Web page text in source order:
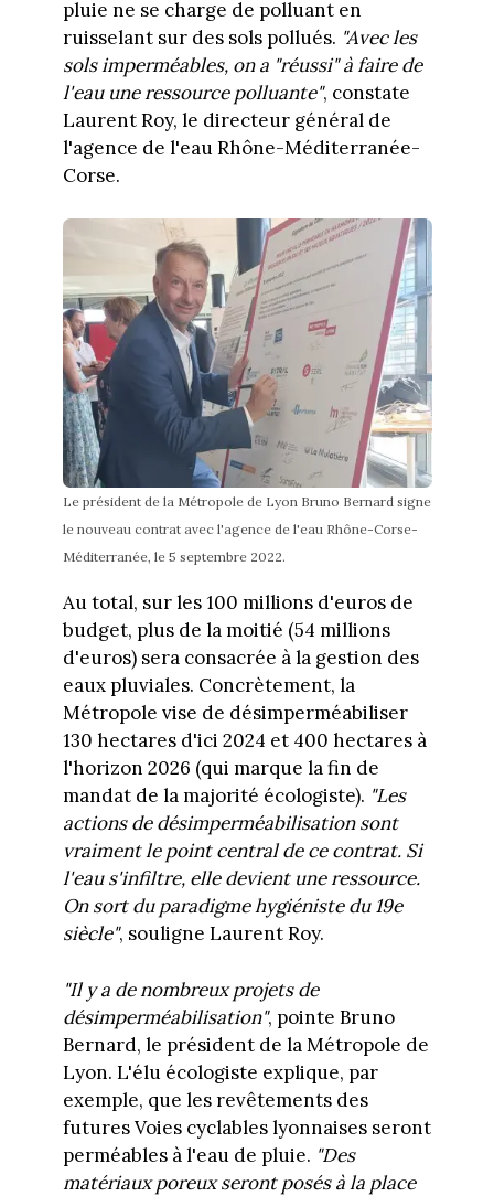
pluie ne se charge de polluant en
ruisselant sur des sols pollués. "Avec les
sols imperméables, on a "réussi" à faire de
l'eau une ressource polluante", constate
Laurent Roy, le directeur général de
l'agence de l'eau Rhône-Méditerranée-
Corse.
Le président de la Métropole de Lyon Bruno Bernard signe
le nouveau contrat avec l'agence de l'eau Rhône-Corse-
Méditerranée, le 5 septembre 2022.
Au total, sur les 100 millions d'euros de
budget, plus de la moitié (54 millions
d'euros) sera consacrée à la gestion des
eaux pluviales. Concrètement, la
Métropole vise de désimperméabiliser
130 hectares d'ici 2024 et 400 hectares à
l'horizon 2026 (qui marque la fin de
mandat de la majorité écologiste). "Les
actions de désimperméabilisation sont
vraiment le point central de ce contrat. Si
l'eau s'infiltre, elle devient une ressource.
On sort du paradigme hygiéniste du 19e
siècle", souligne Laurent Roy.
"Il y a de nombreux projets de
désimperméabilisation", pointe Bruno
Bernard, le président de la Métropole de
Lyon. L'élu écologiste explique, par
exemple, que les revêtements des
futures Voies cyclables lyonnaises seront
perméables à l'eau de pluie. "Des
matériaux poreux seront posés à la place